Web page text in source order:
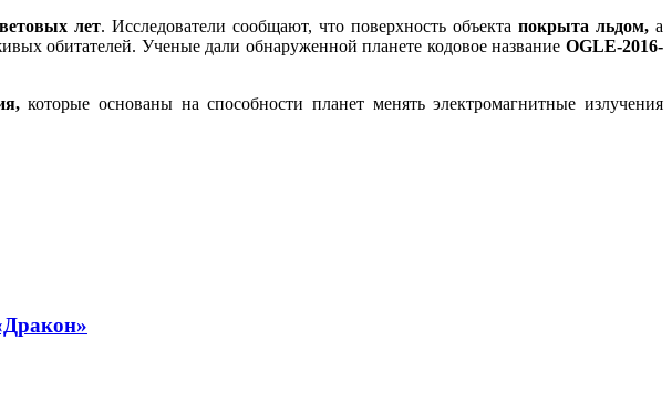
лет. Исследователи сообщают, что поверхность объекта покрыта льдом, а
обитателей. Ученые дали обнаруженной планете кодовое название OGLE-2016-
которые основаны на способности планет менять электромагнитные излучения